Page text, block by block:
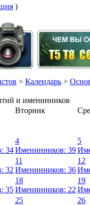
)
> Календарь >
и именинников
Вторник
34
4
Именинников: 39
5
32
11
Именинников: 36
12
35
18
Именинников: 22
19
25
26